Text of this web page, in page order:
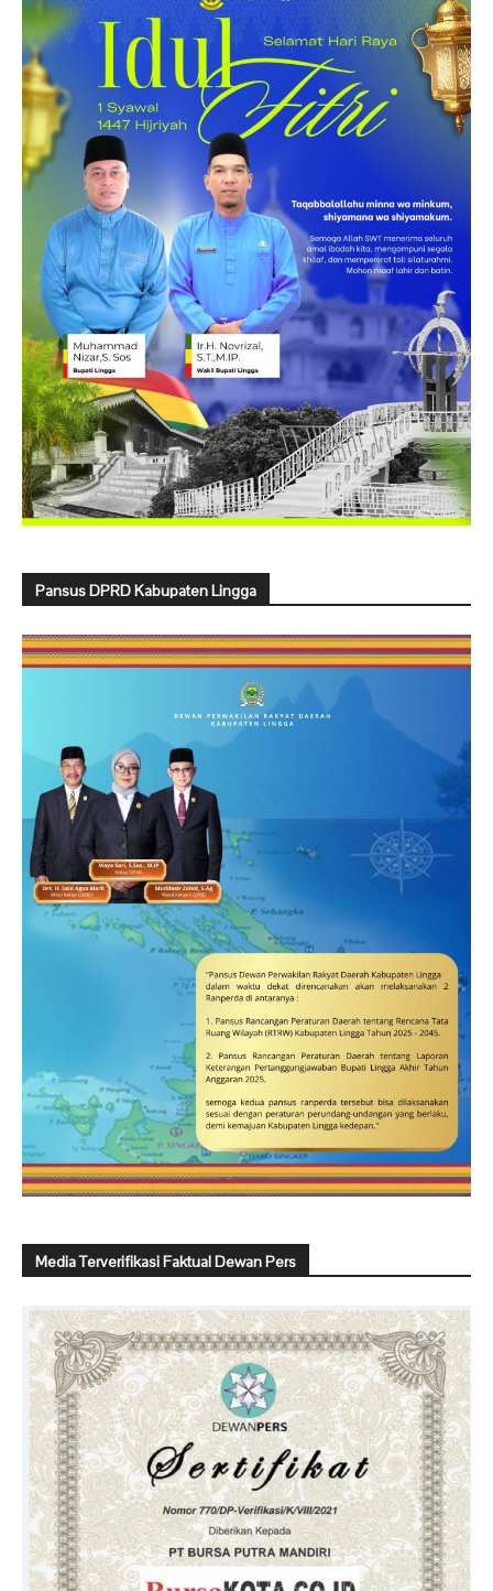
Pansus DPRD Kabupaten Lingga
Media Terverifikasi Faktual Dewan Pers